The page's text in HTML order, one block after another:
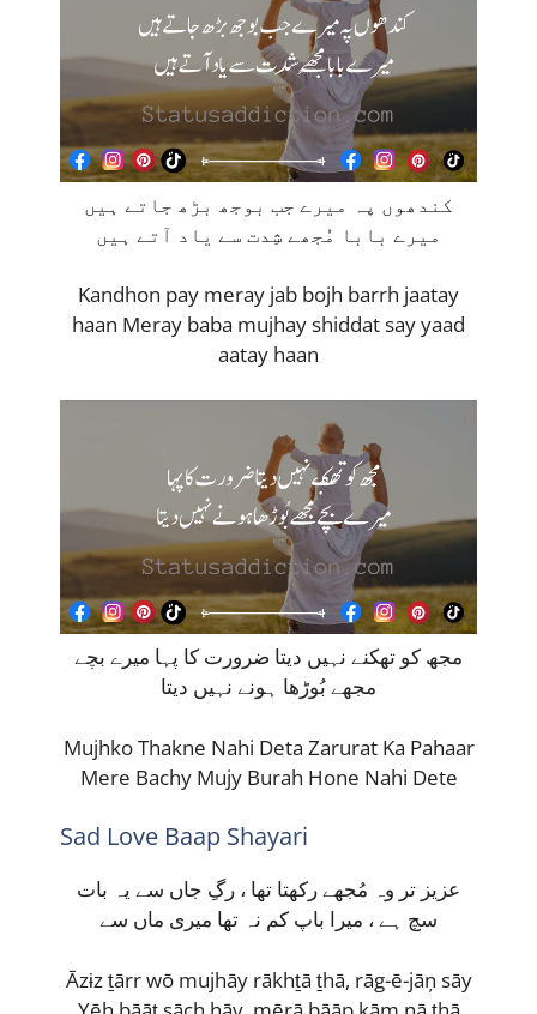
کندھوں پہ میرے جب بوجھ بڑھ جاتے ہیں
میرے بابا مُجھے شِدت سے یاد آتے ہیں
Kandhon pay meray jab bojh barrh jaatay
haan Meray baba mujhay shiddat say yaad
aatay haan
مجھ کو تھکنے نہیں دیتا ضرورت کا پہا میرے بچے
مجھے بُوڑھا ہونے نہیں دیتا
Mujhko Thakne Nahi Deta Zarurat Ka Pahaar
Mere Bachy Mujy Burah Hone Nahi Dete
Sad Love Baap Shayari
عزیز تر وہ مُجھے رکھتا تھا ، رگِ جاں سے یہ بات
سچ ہے ، میرا باپ کم نہ تھا میری ماں سے
Āzɨz ṯārr wō mujhāy rākhṯā ṯhā, rāg-ē-jāņ sāy